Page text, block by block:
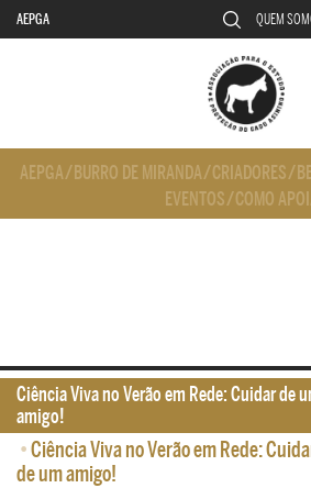
AEPGA QUEM
AEPGA/ BURRO DE MIRANDA/CRIADORES/
EVENTOS/COMO
•Ciência Viva no Verão em Rede:
de um amigo!
Ciência Viva no Verão em Rede: Cuidar de
amigo!